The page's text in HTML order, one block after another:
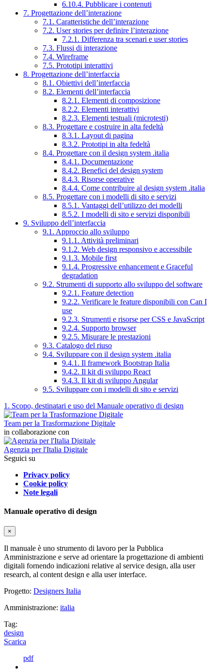
6.10.4. Pubblicare i contenuti
7. Progettazione dell’interazione
7.1. Caratteristiche dell’interazione
7.2. User stories per definire l’interazione
7.2.1. Differenza tra scenari e user stories
7.3. Flussi di interazione
7.4. Wireframe
7.5. Prototipi interattivi
8. Progettazione dell’interfaccia
8.1. Obiettivi dell’interfaccia
8.2. Elementi dell’interfaccia
8.2.1. Elementi di composizione
8.2.2. Elementi interattivi
8.2.3. Elementi testuali (microtesti)
8.3. Progettare e costruire in alta fedeltà
8.3.1. Layout di pagina
8.3.2. Prototipi in alta fedeltà
8.4. Progettare con il design system .italia
8.4.1. Documentazione
8.4.2. Benefici del design system
8.4.3. Risorse operative
8.4.4. Come contribuire al design system .italia
8.5. Progettare con i modelli di sito e servizi
8.5.1. Vantaggi dell’utilizzo dei modelli
8.5.2. I modelli di sito e servizi disponibili
9. Sviluppo dell’interfaccia
9.1. Approccio allo sviluppo
9.1.1. Attività preliminari
9.1.2. Web design responsivo e accessibile
9.1.3. Mobile first
9.1.4. Progressive enhancement e Graceful
degradation
9.2. Strumenti di supporto allo sviluppo del software
9.2.1. Feature detection
9.2.2. Verificare le feature disponibili con Can I
use
9.2.3. Strumenti e risorse per CSS e JavaScript
9.2.4. Supporto browser
9.2.5. Misurare le prestazioni
9.3. Catalogo del riuso
9.4. Sviluppare con il design system .italia
9.4.1. Il framework Bootstrap Italia
9.4.2. Il kit di sviluppo React
9.4.3. Il kit di sviluppo Angular
9.5. Sviluppare con i modelli di sito e servizi
1. Scopo, destinatari e uso del Manuale operativo di design
Team per la Trasformazione Digitale
in collaborazione con
Agenzia per l'Italia Digitale
Seguici su
Privacy policy
Cookie policy
Note legali
Manuale operativo di design
×
Il manuale è uno strumento di lavoro per la Pubblica
Amministrazione e serve ad orientare la progettazione di ambienti
digitali fornendo indicazioni relative al service design, alla user
research, al content design e alla user interface.
Progetto: Designers Italia
Amministrazione: italia
Tag:
design
Scarica
pdf